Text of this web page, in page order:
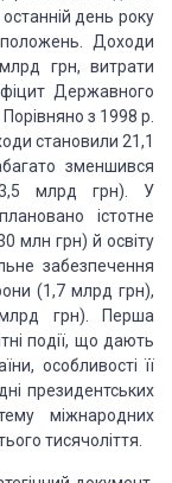
день року
положень. Доходи
грн, витрати
Державного
з 1998 р.
становили 21,1
зменшився
млрд грн). У
істотне
млн грн) й освіту
забезпечення
(1,7 млрд грн),
грн). Перша
події, що дають
особливості її
президентських
міжнародних
тисячоліття.